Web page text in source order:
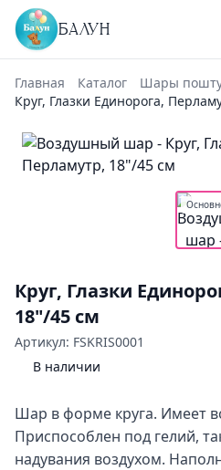
БАЛУН
Главная Каталог Шары
Круг, Глазки Единорога,
Круг, Глазки
18"/45 см
Артикул: FSKRIS0001
В наличии
Шар в форме круга. Имеет
Приспособлен под гелий,
надувания воздухом.